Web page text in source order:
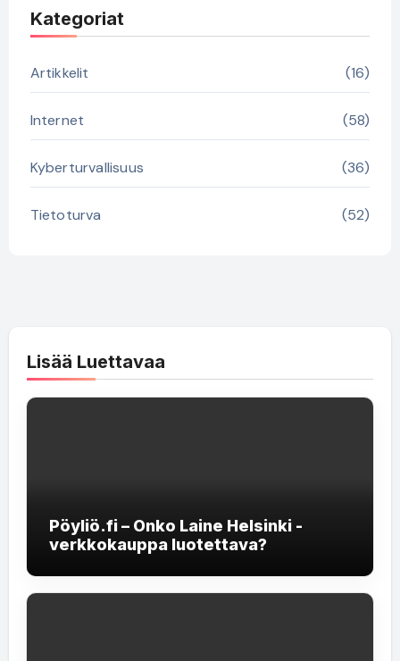
Kategoriat
Artikkelit (16)
Internet (58)
Kyberturvallisuus (36)
Tietoturva (52)
Lisää Luettavaa
Pöyliö.fi – Onko Laine Helsinki -
verkkokauppa luotettava?